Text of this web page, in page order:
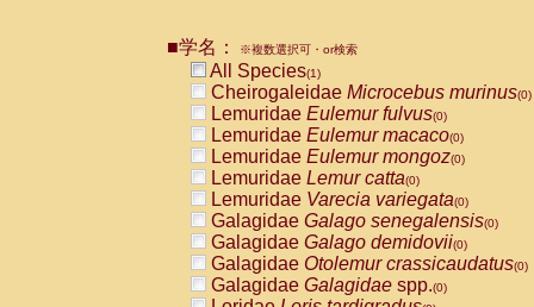
CebidaeCebus nigrivittatus
CebidaeCebus
CebidaeSaimiri boliviensis(0)
CebidaeSaimiri sciureus(0)
AtelidaeAlouatta caraya(0)
AtelidaeAlouatta fusca(0)
AtelidaeAlouatta seniculus
AtelidaeAlouattaspp.(0)
AtelidaeAteles belzebuth(0)
AtelidaeAteles geoffroyi(0)
AtelidaeAteles paniscus(0)
AtelidaeAtelesspp.(0)
■学名： ※複数選択可・or検索
All Species(1)
Cheirogaleidae Microcebus murinus(0)
Lemuridae Eulemur fulvus(0)
Lemuridae Eulemur macaco(0)
Lemuridae Eulemur mongoz(0)
Lemuridae Lemur catta(0)
Lemuridae Varecia variegata(0)
Galagidae Galago senegalensis(0)
Galagidae Galago demidovii(0)
Galagidae Otolemur crassicaudatus(0)
Galagidae Galagidae spp.(0)